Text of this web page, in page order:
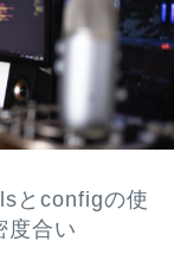
とconfigの使
度合い